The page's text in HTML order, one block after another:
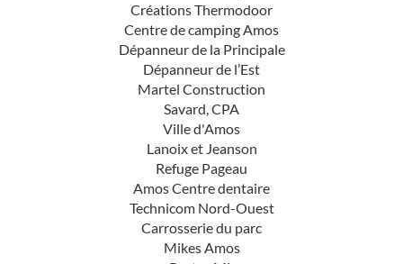
Créations Thermodoor
Centre de camping Amos
Dépanneur de la Principale
Dépanneur de l’Est
Martel Construction
Savard, CPA
Ville d'Amos
Lanoix et Jeanson
Refuge Pageau
Amos Centre dentaire
Technicom Nord-Ouest
Carrosserie du parc
Mikes Amos